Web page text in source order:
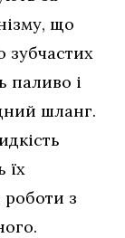
що
зубчастих
паливо і
шланг.
їх
з